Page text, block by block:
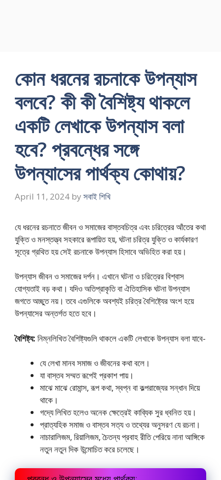
কোন ধরনের রচনাকে উপন্যাস
বলবে? কী কী বৈশিষ্ট্য থাকলে
একটি লেখাকে উপন্যাস বলা
হবে? প্রবন্ধের সঙ্গে
উপন্যাসের পার্থক্য কোথায়?
April 11, 2024 by সবাই শিখি
যে ধরনের রচনাতে জীবন ও সমাজের বাস্তবচিত্র এবং চরিত্রের আঁতের কথা
যুক্তি ও মনস্তত্ত্ব সহকারে রূপায়িত হয়, ঘটনা চরিত্র যুক্তি ও কার্যকারণ
সূত্রে গ্রথিত হয় সেই রচনাকে উপন্যাস হিসাবে অভিহিত করা হয়।
উপন্যাস জীবন ও সমাজের দর্পন। এখানে ঘটনা ও চরিত্রের বিশ্বাস
যােগ্যতাই বড় কথা। যদিও অতিপ্রাকৃতি বা ঐতিহাসিক ঘটনা উপন্যাস
জগতে অচ্ছুত নয়। তবে এগুলিকে অবশ্যই চরিত্র বৈশিষ্ট্যের অংশ হয়ে
উপন্যাসের অন্তর্গত হতে হবে।
বৈশিষ্ট্য: নিম্নলিখিত বৈশিষ্ট্যগুলি থাকলে একটি লেখাকে উপন্যাস বলা যাবে-
যে লেখা মানব সমাজ ও জীবনের কথা বলে।
যা বাস্তব সম্মত রূপেই প্রকাশ পায়।
মাঝে মাঝে রােমান্স, রূপ কথা, স্বপ্ন বা কল্পরাজ্যের সন্ধান দিয়ে
থাকে।
গদ্যে লিখিত হলেও অনেক ক্ষেত্রেই কাব্যিক সুর ধ্বনিত হয়।
প্রাত্যহিক সমাজ ও বাস্তব সত্য ও তথ্যের অনুসরণ যে রচনা।
নাচারালিজম, রিয়ালিজম, চৈতন্য প্রবাহ রীতি পেরিয়ে নানা আঙ্গিকে
নতুন নতুন দিক উন্মােচিত করে চলেছে।